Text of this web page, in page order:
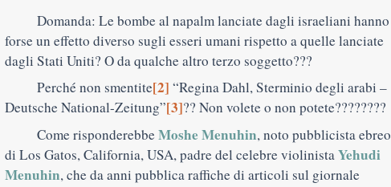
Domanda: Le bombe al napalm lanciate dagli israeliani hanno
forse un effetto diverso sugli esseri umani rispetto a quelle lanciate
dagli Stati Uniti? O da qualche altro terzo soggetto???
Perché non smentite[2] “Regina Dahl, Sterminio degli arabi –
Deutsche National-Zeitung”[3]?? Non volete o non potete????????
Come risponderebbe Moshe Menuhin, noto pubblicista ebreo
di Los Gatos, California, USA, padre del celebre violinistaYehudi
Menuhin, che da anni pubblica raffiche di articoli sul giornale